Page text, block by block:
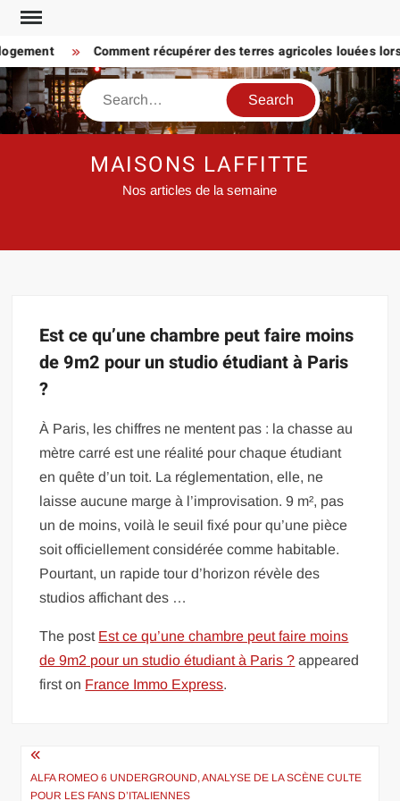
Skip
content
Comment récupérer des terres agricoles louées
Search
MAISONS LAFFITTE
Nos articles de la semaine
Est ce qu’une chambre peut faire moins
de 9m2 pour un studio étudiant à Paris
?
À Paris, les chiffres ne mentent pas : la chasse au
mètre carré est une réalité pour chaque étudiant
en quête d’un toit. La réglementation, elle, ne
laisse aucune marge à l’improvisation. 9 m², pas
un de moins, voilà le seuil fixé pour qu’une pièce
soit officiellement considérée comme habitable.
Pourtant, un rapide tour d’horizon révèle des
studios affichant des …
The post Est ce qu’une chambre peut faire moins
de 9m2 pour un studio étudiant à Paris ? appeared
first on France Immo Express.
Navigation
de
ALFA ROMEO 6 UNDERGROUND, ANALYSE DE LA SCÈNE CULTE
POUR LES FANS D’ITALIENNES